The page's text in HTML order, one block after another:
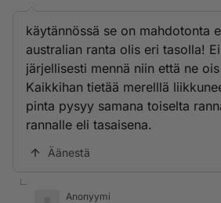
käytännössä se on mahdotonta
australian ranta olis eri tasolla!
järjellisesti mennä niin että ne
Kaikkihan tietää merelllä
pinta pysyy samana toiselta
rannalle eli tasaisena.
Äänestä
Anonyymi